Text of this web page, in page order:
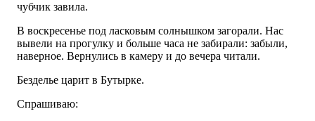
чубчик завила.
В воскресенье под ласковым солнышком загорали. Нас
вывели на прогулку и больше часа не забирали: забыли,
наверное. Вернулись в камеру и до вечера читали.
Безделье царит в Бутырке.
Спрашиваю: